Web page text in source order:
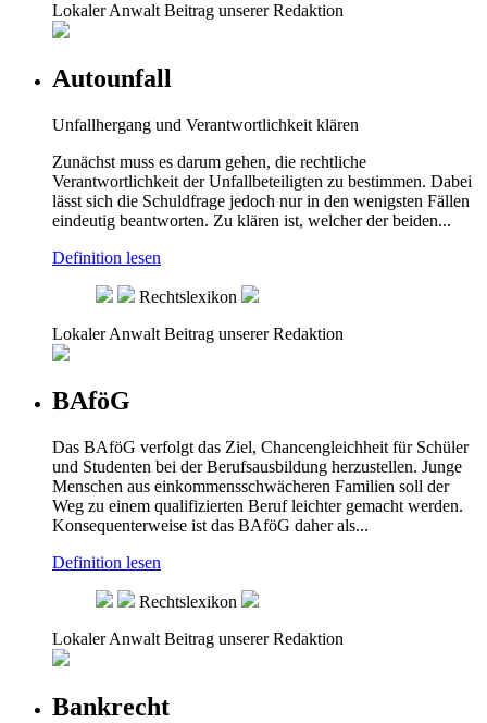
Lokaler Anwalt Beitrag unserer Redaktion
Autounfall
Unfallhergang und Verantwortlichkeit klären
Zunächst muss es darum gehen, die rechtliche
Verantwortlichkeit der Unfallbeteiligten zu bestimmen. Dabei
lässt sich die Schuldfrage jedoch nur in den wenigsten Fällen
eindeutig beantworten. Zu klären ist, welcher der beiden...
Definition lesen
Rechtslexikon
Lokaler Anwalt Beitrag unserer Redaktion
BAföG
Das BAföG verfolgt das Ziel, Chancengleichheit für Schüler
und Studenten bei der Berufsausbildung herzustellen. Junge
Menschen aus einkommensschwächeren Familien soll der
Weg zu einem qualifizierten Beruf leichter gemacht werden.
Konsequenterweise ist das BAföG daher als...
Definition lesen
Rechtslexikon
Lokaler Anwalt Beitrag unserer Redaktion
Bankrecht